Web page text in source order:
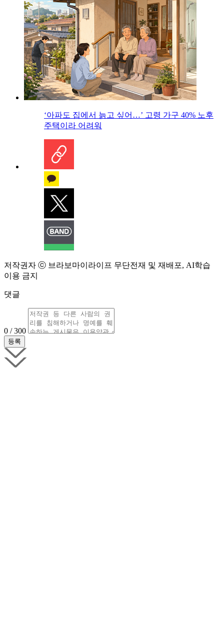
‘아파도 집에서 늙고 싶어…’ 고령 가구 40% 노후
주택이라 어려워
저작권자 ⓒ 브라보마이라이프 무단전재 및 재배포, AI학습
이용 금지
댓글
0 / 300